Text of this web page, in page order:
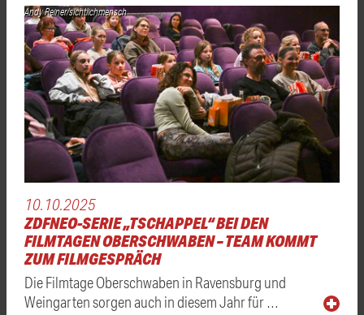
Andy Reiner/sichtlichmensch
10.10.2025
ZDFNEO-SERIE „TSCHAPPEL“ BEI DEN
FILMTAGEN OBERSCHWABEN – TEAM KOMMT
ZUM FILMGESPRÄCH
Die Filmtage Oberschwaben in Ravensburg und
Weingarten sorgen auch in diesem Jahr für …